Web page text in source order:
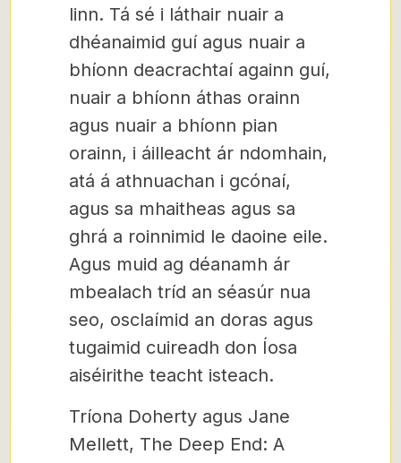
linn. Tá sé i láthair nuair a
dhéanaimid guí agus nuair a
bhíonn deacrachtaí againn guí,
nuair a bhíonn áthas orainn
agus nuair a bhíonn pian
orainn, i áilleacht ár ndomhain,
atá á athnuachan i gcónaí,
agus sa mhaitheas agus sa
ghrá a roinnimid le daoine eile.
Agus muid ag déanamh ár
mbealach tríd an séasúr nua
seo, osclaímid an doras agus
tugaimid cuireadh don Íosa
aiséirithe teacht isteach.
Tríona Doherty agus Jane
Mellett, The Deep End: A